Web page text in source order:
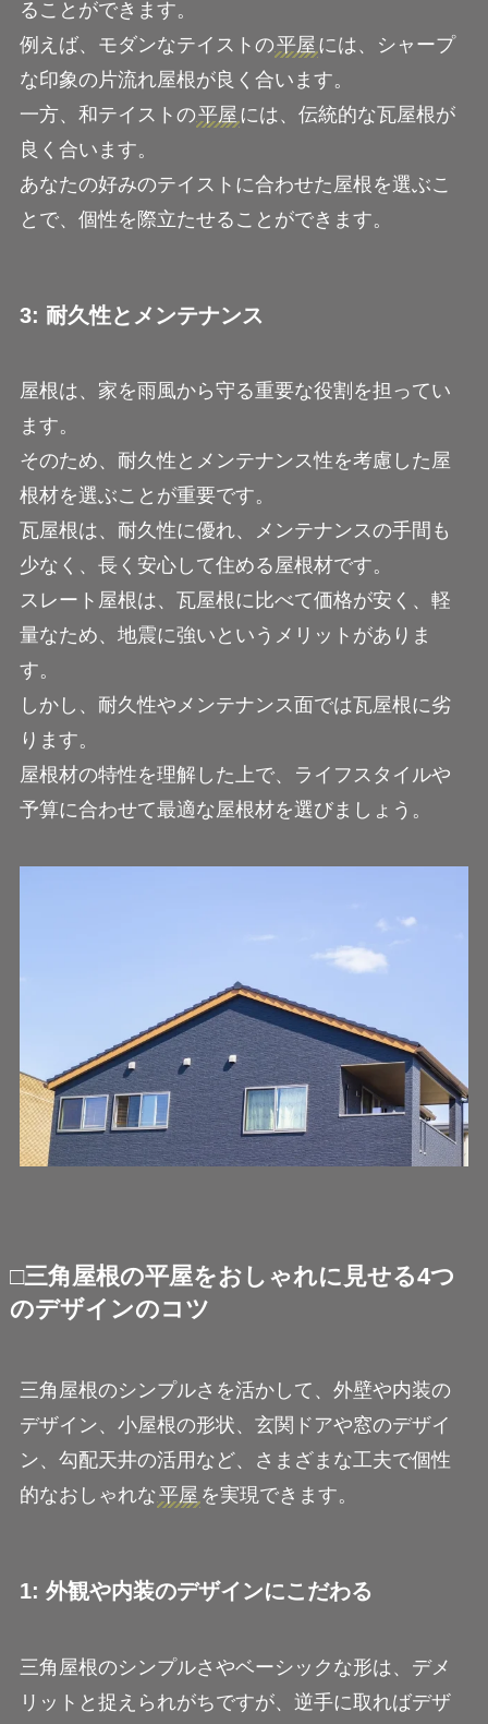
ることができます。
例えば、モダンなテイストの平屋 には、シャープ
な印象の片流れ屋根が良く合います。
一方、和テイストの平屋 には、伝統的な瓦屋根が
良く合います。
あなたの好みのテイストに合わせた屋根を選ぶこ
とで、個性を際立たせることができます。
3: 耐久性とメンテナンス
屋根は、家を雨風から守る重要な役割を担ってい
ます。
そのため、耐久性とメンテナンス性を考慮した屋
根材を選ぶことが重要です。
瓦屋根は、耐久性に優れ、メンテナンスの手間も
少なく、長く安心して住める屋根材です。
スレート屋根は、瓦屋根に比べて価格が安く、軽
量なため、地震に強いというメリットがありま
す。
しかし、耐久性やメンテナンス面では瓦屋根に劣
ります。
屋根材の特性を理解した上で、ライフスタイルや
予算に合わせて最適な屋根材を選びましょう。
□三角屋根の平屋をおしゃれに見せる4つ
のデザインのコツ
三角屋根のシンプルさを活かして、外壁や内装の
デザイン、小屋根の形状、玄関ドアや窓のデザイ
ン、勾配天井の活用など、さまざまな工夫で個性
的なおしゃれな平屋 を実現できます。
1: 外観や内装のデザインにこだわる
三角屋根のシンプルさやベーシックな形は、デメ
リットと捉えられがちですが、逆手に取ればデザ